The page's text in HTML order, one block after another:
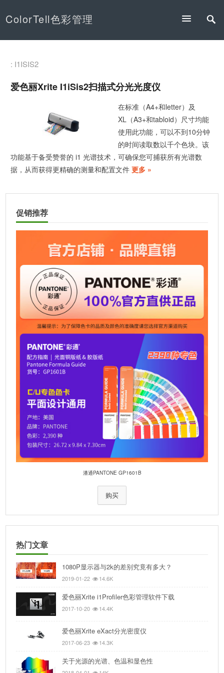
ColorTell色彩管理
: I1ISIS2
爱色丽Xrite I1iSis2扫描式分光光度仪
在标准（A4+和letter）及
XL（A3+和tabloid）尺寸均能
使用此功能，可以不到10分钟
的时间读取数以千个色块。该
功能基于备受赞誉的 i1 光谱技术，可确保您可捕获所有光谱数
据，从而获得更精确的测量和配置文件 更多 »
促销推荐
潘通PANTONE GP1601B
购买
热门文章
1080P显示器与2k的差别究竟有多大？
2019-01-22 14.6K
爱色丽Xrite i1Profiler色彩管理软件下载
2017-10-20 14.4K
爱色丽Xrite eXact分光密度仪
2017-06-23 14.3K
关于光源的光谱、色温和显色性